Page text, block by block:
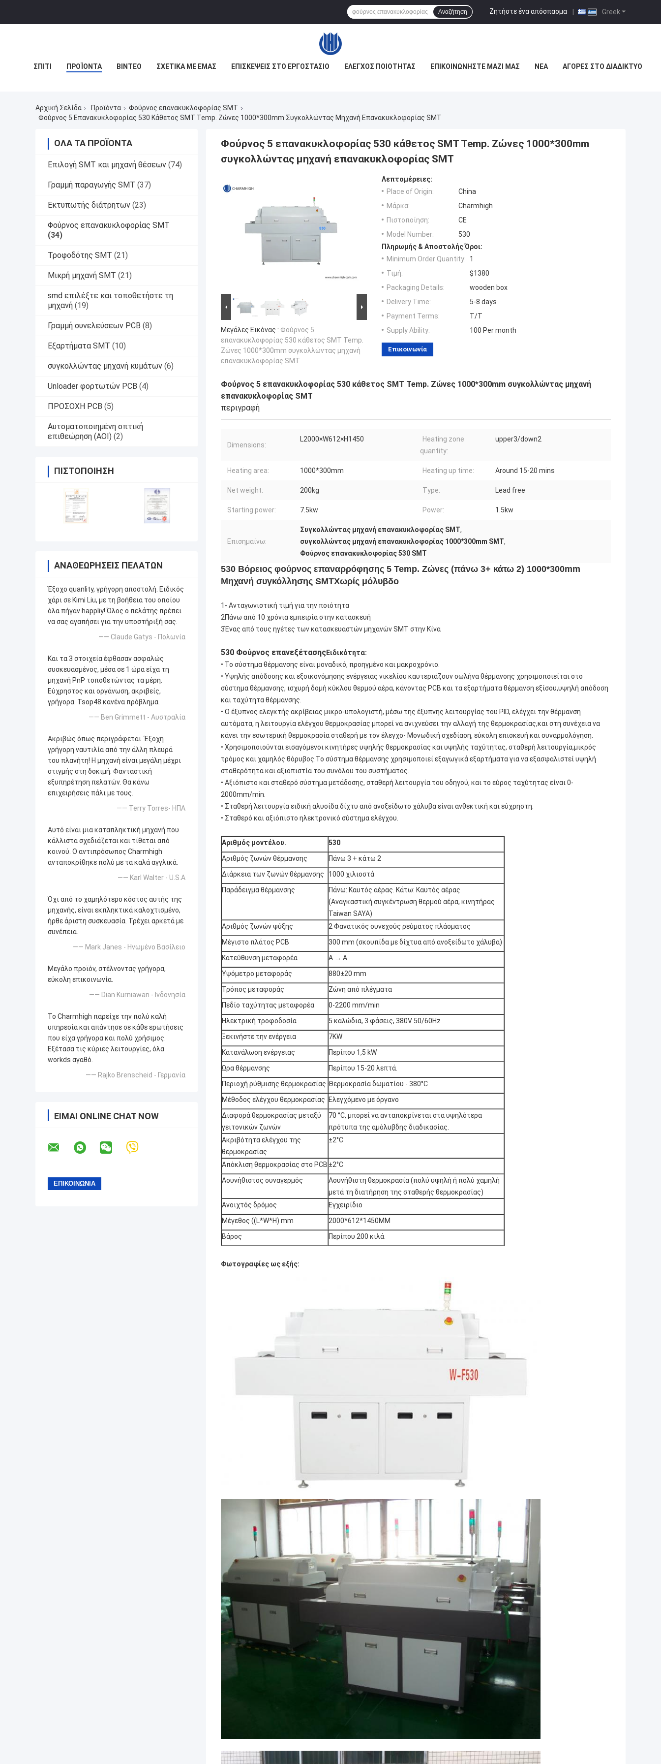
Greek
Ζητήστε ένα απόσπασμα |
Αναζήτηση
ΣΠΊΤΙ ΠΡΟΪΌΝΤΑ ΒΊΝΤΕΟ ΣΧΕΤΙΚΆ ΜΕ ΕΜΆΣ ΕΠΙΣΚΈΨΕΙΣ ΣΤΟ ΕΡΓΟΣΤΆΣΙΟ ΈΛΕΓΧΟΣ ΠΟΙΌΤΗΤΑΣ ΕΠΙΚΟΙΝΩΝΉΣΤΕ ΜΑΖΊ ΜΑΣ ΝΈΑ ΑΓΟΡΈΣ ΣΤΟ ΔΙΑΔΊΚΤΥΟ
Αρχική Σελίδα Προϊόντα
Φούρνος επανακυκλοφορίας SMT
Φούρνος 5 Επανακυκλοφορίας 530 Κάθετος SMT Temp. Ζώνες 1000*300mm Συγκολλώντας Μηχανή Επανακυκλοφορίας SMT
ΌΛΑ ΤΑ ΠΡΟΪΌΝΤΑ
Επιλογή SMT και μηχανή θέσεων (74)
Γραμμή παραγωγής SMT (37)
Εκτυπωτής διάτρητων (23)
Φούρνος επανακυκλοφορίας SMT
(34)
Τροφοδότης SMT (21)
Μικρή μηχανή SMT (21)
smd επιλέξτε και τοποθετήστε τη
μηχανή (19)
Γραμμή συνελεύσεων PCB (8)
Εξαρτήματα SMT (10)
συγκολλώντας μηχανή κυμάτων (6)
Unloader φορτωτών PCB (4)
ΠΡΟΣΟΧΗ PCB (5)
Αυτοματοποιημένη οπτική
επιθεώρηση (AOI) (2)
ΠΙΣΤΟΠΟΊΗΣΗ
ΑΝΑΘΕΩΡΉΣΕΙΣ ΠΕΛΑΤΏΝ
Έξοχο quanlity, γρήγορη αποστολή. Ειδικός
χάρι σε Kimi Liu, με τη βοήθεια του οποίου
όλα πήγαν happliy! Όλος ο πελάτης πρέπει
να σας αγαπήσει για την υποστήριξή σας.
—— Claude Gatys - Πολωνία
Και τα 3 στοιχεία έφθασαν ασφαλώς
συσκευασμένος, μέσα σε 1 ώρα είχα τη
μηχανή PnP τοποθετώντας τα μέρη.
Εύχρηστος και οργάνωση, ακριβείς,
γρήγορα. Tsop48 κανένα πρόβλημα.
—— Ben Grimmett - Αυστραλία
Ακριβώς όπως περιγράφεται. Έξοχη
γρήγορη ναυτιλία από την άλλη πλευρά
του πλανήτη! Η μηχανή είναι μεγάλη μέχρι
στιγμής στη δοκιμή. Φανταστική
εξυπηρέτηση πελατών. Θα κάνω
επιχειρήσεις πάλι με τους.
—— Terry Torres- ΗΠΑ
Αυτό είναι μια καταπληκτική μηχανή που
κάλλιστα σχεδιάζεται και τίθεται από
κοινού. Ο αντιπρόσωπος Charmhigh
ανταποκρίθηκε πολύ με τα καλά αγγλικά.
—— Karl Walter - U.S.A
Όχι από το χαμηλότερο κόστος αυτής της
μηχανής, είναι εκπληκτικά καλοχτισμένο,
ήρθε άριστη συσκευασία. Τρέχει αρκετά με
συνέπεια.
—— Mark Janes - Ηνωμένο Βασίλειο
Μεγάλο προϊόν, στέλνοντας γρήγορα,
εύκολη επικοινωνία.
—— Dian Kurniawan - Ινδονησία
Το Charmhigh παρείχε την πολύ καλή
υπηρεσία και απάντησε σε κάθε ερωτήσεις
που είχα γρήγορα και πολύ χρήσιμος.
Εξέτασα τις κύριες λειτουργίες, όλα
workds αγαθό.
—— Rajko Brenscheid - Γερμανία
ΕΊΜΑΙ ONLINE CHAT NOW
Φούρνος 5 επανακυκλοφορίας 530 κάθετος SMT Temp. Ζώνες 1000*300mm
συγκολλώντας μηχανή επανακυκλοφορίας SMT
Μεγάλες Εικόνας : Φούρνος 5
επανακυκλοφορίας 530 κάθετος SMT Temp.
Ζώνες 1000*300mm συγκολλώντας μηχανή
επανακυκλοφορίας SMT
Λεπτομέρειες:
Place of Origin:
China
Μάρκα:
Charmhigh
Πιστοποίηση:
CE
Model Number:
530
Πληρωμής & Αποστολής Όροι:
Minimum Order Quantity:
1
Τιμή:
$1380
Packaging Details:
wooden box
Delivery Time:
5-8 days
Payment Terms:
T/T
Supply Ability:
100 Per month
Επικοινωνία
Φούρνος 5 επανακυκλοφορίας 530 κάθετος SMT Temp. Ζώνες 1000*300mm συγκολλώντας μηχανή
επανακυκλοφορίας SMT
περιγραφή
Dimensions:
L2000×W612×H1450
Heating zone
quantity:
upper3/down2
Heating area: 1000*300mm Heating up time: Around 15-20 mins
Net weight: 200kg Type: Lead free
Starting power: 7.5kw Power: 1.5kw
Επισημαίνω:
Συγκολλώντας μηχανή επανακυκλοφορίας SMT,
συγκολλώντας μηχανή επανακυκλοφορίας 1000*300mm SMT,
Φούρνος επανακυκλοφορίας 530 SMT
530 Βόρειος φούρνος επαναρρόφησης 5 Temp. Ζώνες (πάνω 3+ κάτω 2) 1000*300mm
Μηχανή συγκόλλησης SMTΧωρίς μόλυβδο
1- Ανταγωνιστική τιμή για την ποιότητα
2Πάνω από 10 χρόνια εμπειρία στην κατασκευή
3Ένας από τους ηγέτες των κατασκευαστών μηχανών SMT στην Κίνα
530 Φούρνος επανεξέτασηςΕιδικότητα:
• Το σύστημα θέρμανσης είναι μοναδικό, προηγμένο και μακροχρόνιο.
• Υψηλής απόδοσης και εξοικονόμησης ενέργειας νικελίου καυτεριάζουν σωλήνα θέρμανσης χρησιμοποιείται στο
σύστημα θέρμανσης, ισχυρή δομή κύκλου θερμού αέρα, κάνοντας PCB και τα εξαρτήματα θέρμανση εξίσου,υψηλή απόδοση
και ταχύτητα θέρμανσης.
• Ο έξυπνος ελεγκτής ακρίβειας μικρο-υπολογιστή, μέσω της έξυπνης λειτουργίας του PID, ελέγχει την θέρμανση
αυτόματα, η λειτουργία ελέγχου θερμοκρασίας μπορεί να ανιχνεύσει την αλλαγή της θερμοκρασίας,και στη συνέχεια να
κάνει την εσωτερική θερμοκρασία σταθερή με τον έλεγχο- Μονωδική σχεδίαση, εύκολη επισκευή και συναρμολόγηση.
• Χρησιμοποιούνται εισαγόμενοι κινητήρες υψηλής θερμοκρασίας και υψηλής ταχύτητας, σταθερή λειτουργία,μικρός
τρόμος και χαμηλός θόρυβος.Το σύστημα θέρμανσης χρησιμοποιεί εξαγωγικά εξαρτήματα για να εξασφαλιστεί υψηλή
σταθερότητα και αξιοπιστία του συνόλου του συστήματος.
• Αξιόπιστο και σταθερό σύστημα μετάδοσης, σταθερή λειτουργία του οδηγού, και το εύρος ταχύτητας είναι 0-
2000mm/min.
• Σταθερή λειτουργία ειδική αλυσίδα δίχτυ από ανοξείδωτο χάλυβα είναι ανθεκτική και εύχρηστη.
• Σταθερό και αξιόπιστο ηλεκτρονικό σύστημα ελέγχου.
Αριθμός μοντέλου.
530
Αριθμός ζωνών θέρμανσης
Πάνω 3 + κάτω 2
Διάρκεια των ζωνών θέρμανσης
1000 χιλιοστά
Παράδειγμα θέρμανσης
Πάνω: Καυτός αέρας. Κάτω: Καυτός αέρας
(Αναγκαστική συγκέντρωση θερμού αέρα, κινητήρας
Taiwan SAYA)
Αριθμός ζωνών ψύξης
2 Φανατικός συνεχούς ρεύματος πλάσματος
Μέγιστο πλάτος PCB
300 mm (σκουπίδα με δίχτυα από ανοξείδωτο χάλυβα)
Κατεύθυνση μεταφορέα
Α → Α
Υψόμετρο μεταφοράς
880±20 mm
Τρόπος μεταφοράς
Ζώνη από πλέγματα
Πεδίο ταχύτητας μεταφορέα
0-2200 mm/min
Ηλεκτρική τροφοδοσία
5 καλώδια, 3 φάσεις, 380V 50/60Hz
Ξεκινήστε την ενέργεια
7KW
Κατανάλωση ενέργειας
Περίπου 1,5 kW
Ώρα θέρμανσης
Περίπου 15-20 λεπτά.
Περιοχή ρύθμισης θερμοκρασίας Θερμοκρασία δωματίου - 380°C
Μέθοδος ελέγχου θερμοκρασίας Ελεγχόμενο με όργανο
Διαφορά θερμοκρασίας μεταξύ
γειτονικών ζωνών
70 °C, μπορεί να ανταποκρίνεται στα υψηλότερα
πρότυπα της αμόλυβδης διαδικασίας.
Ακριβότητα ελέγχου της
θερμοκρασίας
±2°C
Απόκλιση θερμοκρασίας στο PCB ±2°C
Ασυνήθιστος συναγερμός
Ασυνήθιστη θερμοκρασία (πολύ υψηλή ή πολύ χαμηλή
μετά τη διατήρηση της σταθερής θερμοκρασίας)
Ανοιχτός δρόμος
Εγχειρίδιο
Μέγεθος ((L*W*H) mm
2000*612*1450MM
Βάρος
Περίπου 200 κιλά.
Φωτογραφίες ως εξής: